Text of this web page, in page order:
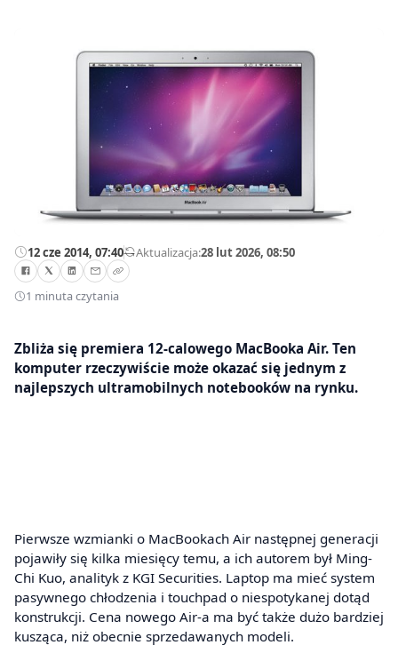
12 cze 2014, 07:40—Aktualizacja:28 lut 2026, 08:50
1 minuta czytania
Zbliża się premiera 12-calowego MacBooka Air. Ten
komputer rzeczywiście może okazać się jednym z
najlepszych ultramobilnych notebooków na rynku.
Pierwsze wzmianki o MacBookach Air następnej generacji
pojawiły się kilka miesięcy temu, a ich autorem był Ming-
Chi Kuo, analityk z KGI Securities. Laptop ma mieć system
pasywnego chłodzenia i touchpad o niespotykanej dotąd
konstrukcji. Cena nowego Air-a ma być także dużo bardziej
kusząca, niż obecnie sprzedawanych modeli.